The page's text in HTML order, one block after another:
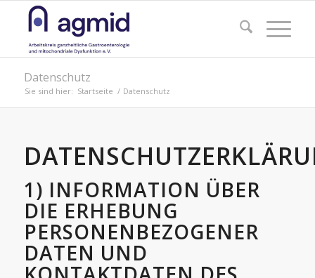
Datenschutz
Sie sind hier: Startseite / Datenschutz
1) INFORMATION ÜBER
DIE ERHEBUNG
PERSONENBEZOGENER
DATEN UND